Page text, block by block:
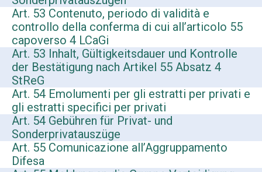
Art. 53 Contenuto, periodo di validità e
controllo della conferma di cui all’articolo 55
capoverso 4 LCaGi
Art. 53 Inhalt, Gültigkeitsdauer und Kontrolle
der Bestätigung nach Artikel 55 Absatz 4
StReG
Art. 54 Emolumenti per gli estratti per privati e
gli estratti specifici per privati
Art. 54 Gebühren für Privat- und
Sonderprivatauszüge
Art. 55 Comunicazione all’Aggruppamento
Difesa